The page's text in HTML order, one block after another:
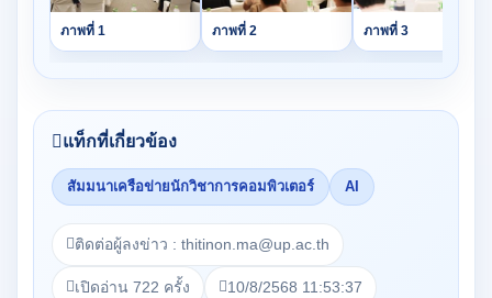
ภาพที่ 1 ภาพที่ 2 ภาพที่ 3
แท็กที่เกี่ยวข้อง
สัมมนาเครือข่ายนักวิชาการคอมพิวเตอร์ AI
ติดต่อผู้ลงข่าว : thitinon.ma@up.ac.th
เปิดอ่าน 722 ครั้ง 10/8/2568 11:53:37